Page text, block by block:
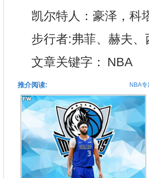
凯尔特人：豪泽，科
步行者:弗菲、赫夫
文章关键字：
NBA
推介阅读: NBA专